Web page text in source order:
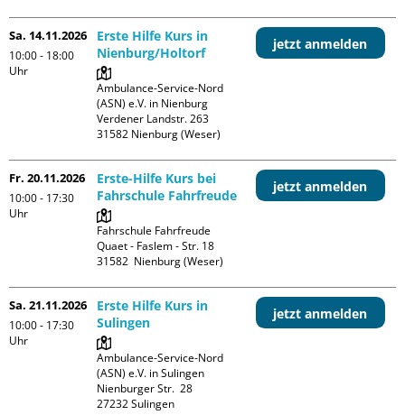
Sa. 14.11.2026
10:00 - 18:00
Uhr
Erste Hilfe Kurs in
Nienburg/Holtorf
Ambulance-Service-Nord
(ASN) e.V. in Nienburg
Verdener Landstr. 263
jetzt anmelden
Fr. 20.11.2026
10:00 - 17:30
Uhr
Erste-Hilfe Kurs bei
Fahrschule Fahrfreude
Fahrschule Fahrfreude
Quaet - Faslem - Str. 18
jetzt anmelden
Sa. 21.11.2026
10:00 - 17:30
Uhr
Erste Hilfe Kurs in
Sulingen
Ambulance-Service-Nord
(ASN) e.V. in Sulingen
Nienburger Str.  28
jetzt anmelden